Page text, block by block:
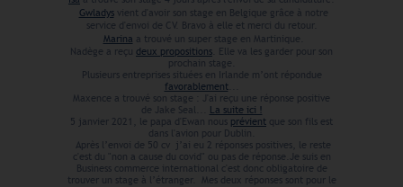
Gwladysvient d'avoir son stage en Belgique grâce à notre
service d'envoi de CV. Bravo à elle et merci du retour.
Marina a trouvé un super stage en Martinique.
Nadège a reçu deux propositions . Elle va les garder pour son
prochain stage.
Plusieurs entreprises situées en Irlande m’ont répondue
favorablement...
Maxence a trouvé son stage : J'ai reçu une réponse positive
de Jake Seal...
La suite ici !
5 janvier 2021, le papa d'Ewan nous prévient que son fils est
dans l'avion pour Dublin.
Après l’envoi de 50 cv j’ai eu 2 réponses positives, le reste
c'est du "non a cause du covid" ou pas de réponse.Je suis en
Business commerce international c'est donc obligatoire de
trouver un stage à l’étranger. Mes deux réponses sont pour le